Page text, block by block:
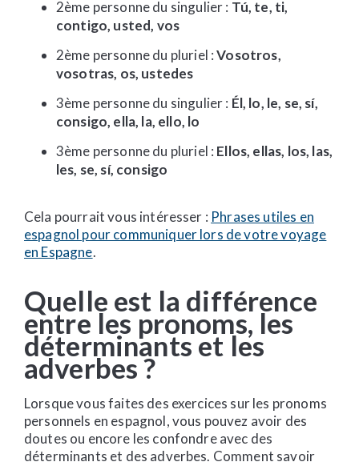
2ème personne du singulier : Tú, te, ti,
contigo, usted, vos
2ème personne du pluriel :Vosotros,
vosotras, os, ustedes
3ème personne du singulier : Él, lo, le, se, sí,
consigo, ella, la, ello, lo
3ème personne du pluriel : Ellos, ellas, los, las,
les, se, sí, consigo
Cela pourrait vous intéresser : Phrases utiles en
espagnol pour communiquer lors de votre voyage
en Espagne.
Quelle est la différence
entre les pronoms, les
déterminants et les
adverbes ?
Lorsque vous faites des exercices sur les pronoms
personnels en espagnol, vous pouvez avoir des
doutes ou encore les confondre avec des
déterminants et des adverbes. Comment savoir